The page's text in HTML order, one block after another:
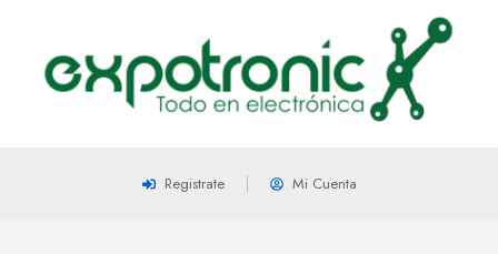
Registrate Mi Cuenta